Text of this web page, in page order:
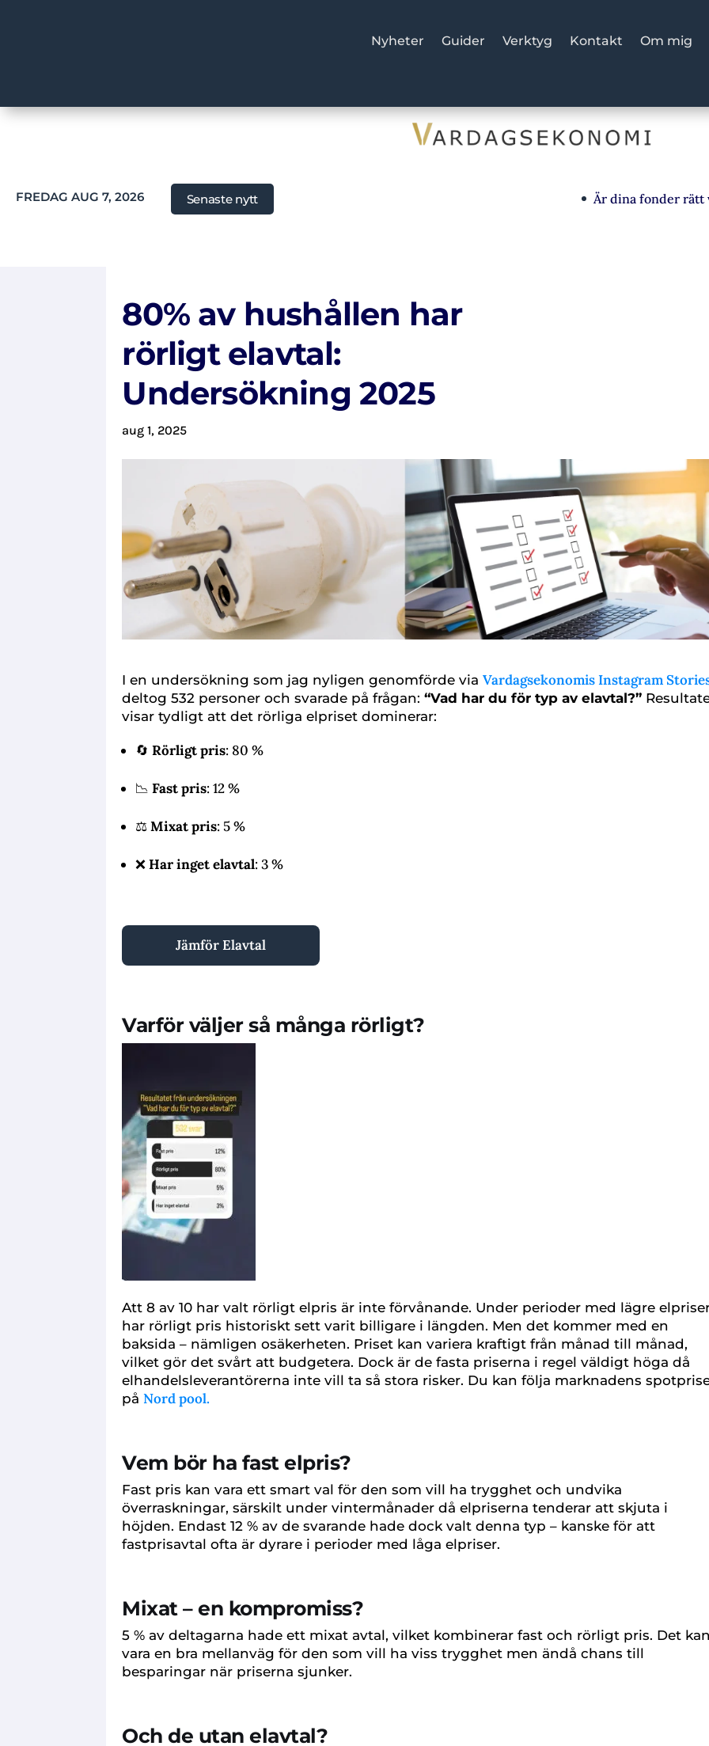
Nyheter Guider Verktyg Kontakt Om mig
FREDAG AUG 7, 2026 Senaste nytt Är dina fonder rätt
80% av hushållen har
rörligt elavtal:
Undersökning 2025
aug 1, 2025
I en undersökning som jag nyligen genomförde viaVardagsekonomis Instagram
deltog 532 personer och svarade på frågan:“Vad har du för typ av elavtal?”
visar tydligt att det rörliga elpriset dominerar:
🔄Rörligt pris: 80 %
📉Fast pris: 12 %
⚖️Mixat pris: 5 %
❌Har inget elavtal: 3 %
Jämför Elavtal
Varför väljer så många rörligt?
Att 8 av 10 har valt rörligt elpris är inte förvånande. Under perioder med lägre
har rörligt pris historiskt sett varit billigare i längden. Men det kommer med en
baksida – nämligen osäkerheten. Priset kan variera kraftigt från månad till månad,
vilket gör det svårt att budgetera. Dock är de fasta priserna i regel väldigt höga då
elhandelsleverantörerna inte vill ta så stora risker. Du kan följa marknadens
påNord pool.
Vem bör ha fast elpris?
Fast pris kan vara ett smart val för den som vill ha trygghet och undvika
överraskningar, särskilt under vintermånader då elpriserna tenderar att skjuta i
höjden. Endast 12 % av de svarande hade dock valt denna typ – kanske för att
fastprisavtal ofta är dyrare i perioder med låga elpriser.
Mixat – en kompromiss?
5 % av deltagarna hade ett mixat avtal, vilket kombinerar fast och rörligt pris. Det
vara en bra mellanväg för den som vill ha viss trygghet men ändå chans till
besparingar när priserna sjunker.
Och de utan elavtal?